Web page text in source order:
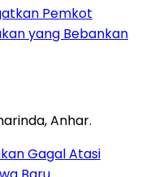
Pemkot
yang Bebankan
Gagal Atasi